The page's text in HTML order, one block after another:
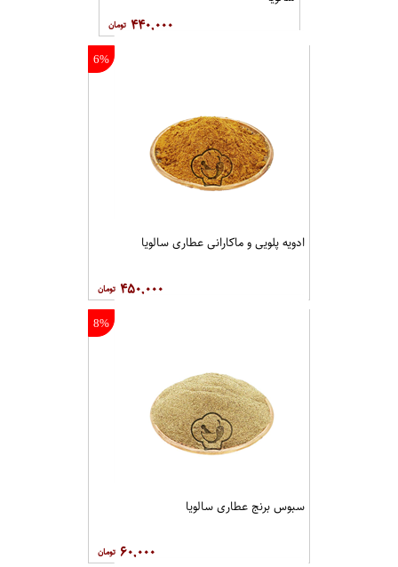
۴۴۰,۰۰۰
6%
ادویه پلویی و ماکارانی عطاری سالویا
۴۵۰,۰۰۰
8%
سبوس برنج عطاری سالویا
۶۰,۰۰۰